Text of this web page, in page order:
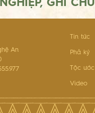
GHI CHÚ
An
Tin tức
Phả ký
Tộc ước
Video